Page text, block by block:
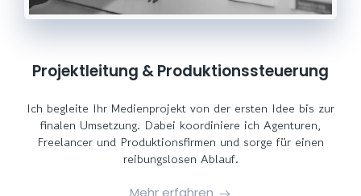
Projektleitung & Produktionssteuerung
Ich begleite Ihr Medienprojekt von der ersten Idee bis zur
finalen Umsetzung. Dabei koordiniere ich Agenturen,
Freelancer und Produktionsfirmen und sorge für einen
reibungslosen Ablauf.
Mehr erfahren